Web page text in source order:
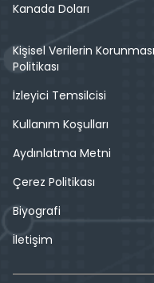
Kanada Doları
Kişisel Verilerin Korunması
Politikası
İzleyici Temsilcisi
Kullanım Koşulları
Aydınlatma Metni
Çerez Politikası
Biyografi
İletişim